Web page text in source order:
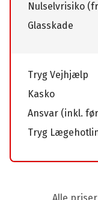
Nulselvrisiko
Glasskade
Tryg Vejhjælp
Kasko
Ansvar (inkl.
Tryg